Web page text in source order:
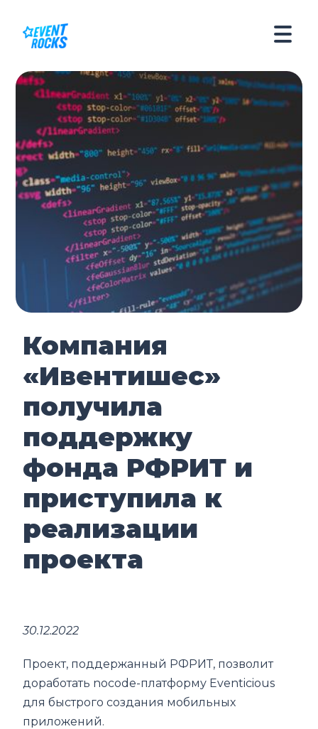
Компания
«Ивентишес»
получила
поддержку
фонда РФРИТ и
приступила к
реализации
проекта
30.12.2022
Проект, поддержанный РФРИТ, позволит
доработать nocode-платформу Eventicious
для быстрого создания мобильных
приложений.